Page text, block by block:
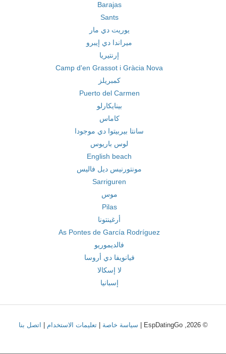
Barajas
Sants
يوريت دي مار
ميراندا دي إيبرو
إرنتيريا
Camp d'en Grassot i Gràcia Nova
كمبريلز
Puerto del Carmen
بينايكارلو
كاماس
سانتا بيربيتوا دي موجودا
لوس باريوس
English beach
مونتورنيس ديل فاليس
Sarriguren
موس
Pilas
أرغينتونا
As Pontes de García Rodríguez
فالديموريو
فيانويفا دي أروسا
لا إسكالا
إسبانيا
© 2026, EspDatingGo | سياسة خاصة |تعليمات الاستخدام اتصل بنا